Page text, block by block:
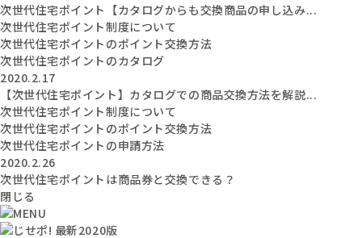
次世代住宅ポイント【カタログからも交換商品の申し込み...
次世代住宅ポイント制度について
次世代住宅ポイントのポイント交換方法
次世代住宅ポイントのカタログ
2020.2.17
【次世代住宅ポイント】カタログでの商品交換方法を解説...
次世代住宅ポイント制度について
次世代住宅ポイントのポイント交換方法
次世代住宅ポイントの申請方法
2020.2.26
次世代住宅ポイントは商品券と交換できる？
閉じる